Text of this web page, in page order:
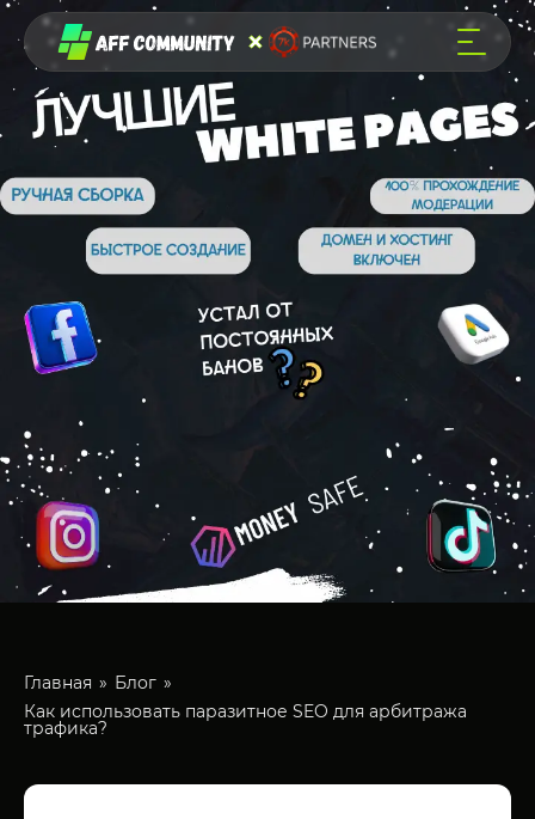
Главная
Блог
Как использовать паразитное SEO для арбитража
трафика?